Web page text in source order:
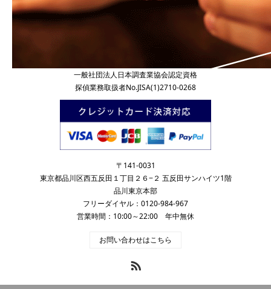
一般社団法人日本調査業協会認定資格
探偵業務取扱者No.JISA(1)2710-0268
〒141-0031
東京都品川区西五反田１丁目２６−２ 五反田サンハイツ1階
品川東京本部
フリーダイヤル：0120-984-967
営業時間：10:00～22:00 年中無休
お問い合わせはこちら